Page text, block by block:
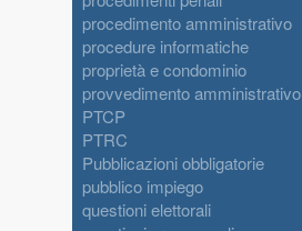
procedimento amministrativo
procedure informatiche
proprietà e condominio
provvedimento amministrativo
PTCP
PTRC
Pubblicazioni obbligatorie
pubblico impiego
questioni elettorali